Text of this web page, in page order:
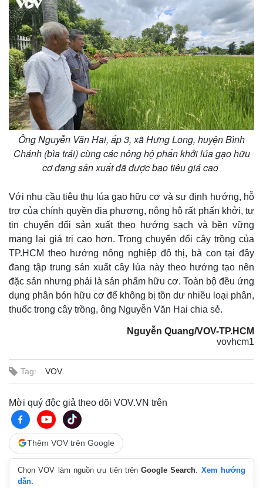
Kinh tế
Bất động sản
Khởi nghiệp
Giá vàng
Ông Nguyễn Văn Hai, ấp 3, xã Hưng Long, huyện Bình
Chánh (bìa trái) cùng các nông hộ phấn khởi lúa gạo hữu
cơ đang sản xuất đã được bao tiêu giá cao
Với nhu cầu tiêu thụ lúa gạo hữu cơ và sự định hướng, hỗ
trợ của chính quyền địa phương, nông hộ rất phấn khởi, tự
tin chuyển đổi sản xuất theo hướng sạch và bền vững
mang lại giá trị cao hơn. Trong chuyển đổi cây trồng của
TP.HCM theo hướng nông nghiệp đô thị, bà con tại đây
đang tập trung sản xuất cây lúa này theo hướng tạo nên
đặc sản nhưng phải là sản phẩm hữu cơ. Toàn bộ đều ứng
dụng phân bón hữu cơ để không bị tồn dư nhiều loại phân,
thuốc trong cây trồng, ông Nguyễn Văn Hai chia sẻ.
Nguyễn Quang/VOV-TP.HCM
vovhcm1
Tag: VOV
Mời quý độc giả theo dõi VOV.VN trên
Thêm VOV trên Google
Chọn VOV làm nguồn ưu tiên trênGoogle Search
Xem hướng
dẫn.